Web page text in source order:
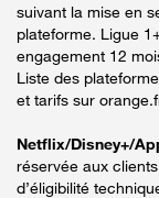
suivant la mise en
plateforme. Ligue
engagement 12
Liste des
et tarifs sur
Netflix/Disney+/
réservée aux
d’éligibilité